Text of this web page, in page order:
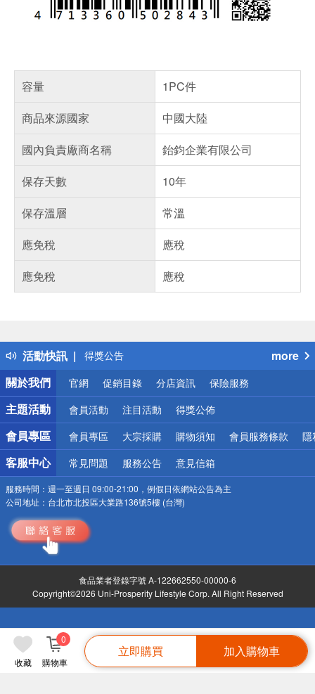
收藏 購物車
0
立即購買 加入購物車
容量
1PC件
商品來源國家
中國大陸
國內負責廠商名稱
鈶鈞企業有限公司
保存天數
10年
保存溫層
常溫
應免稅
應稅
應免稅
應稅
活動快訊
熱門話題
銀行優惠
偏遠地區配送
詐騙網頁！請小心！
more
關於我們
官網 促銷目錄 分店資訊 保險服務
主題活動 會員活動 注目活動 得獎公佈
會員專區 會員專區 大宗採購 購物須知 會員服務條款 隱
客服中心 常見問題 服務公告 意見信箱
服務時間： 週一至週日 09:00-21:00，例假日依網站公告為主
公司地址： 台北市北投區大業路136號5樓 (台灣)
食品業者登錄字號 A-122662550-00000-6
Copyright©2026 Uni-Prosperity Lifestyle Corp. All Right Reserved